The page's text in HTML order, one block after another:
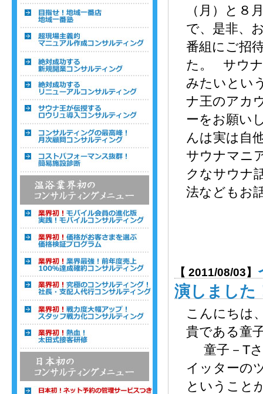
（月）と８
で、是非、
番組にご招
た。 サウナ
みたいとい
ナ王のアカ
ーをお願い
んは実は自
サウナマニ
クなサウナ
法などもお
【 2011/08/03】
演しました
こんにちは
貴である童
童子－Tさ
イッターの
ということ